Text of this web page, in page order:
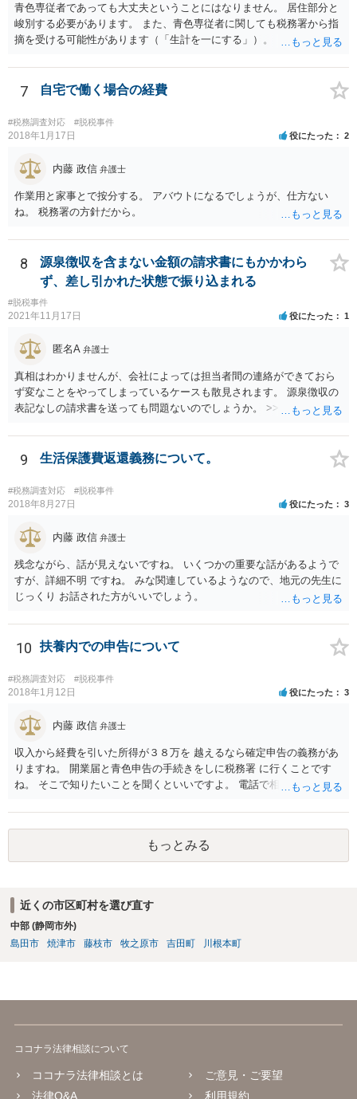
青色専従者であっても大丈夫ということにはなりません。 居住部分と
峻別する必要があります。 また、青色専従者に関しても税務署から指
摘を受ける可能性があります（「生計を一にする」）。
7 自宅で働く場合の経費
#税務調査対応 #脱税事件
2018年1月17日 役にたった 2
内藤 政信 弁護士
作業用と家事とで按分する。 アバウトになるでしょうが、仕方ない
ね。 税務署の方針だから。
8
源泉徴収を含まない金額の請求書にもかかわら
ず、差し引かれた状態で振り込まれる
#脱税事件
2021年11月17日 役にたった 1
匿名A 弁護士
真相はわかりませんが、会社によっては担当者間の連絡ができておら
ず変なことをやってしまっているケースも散見されます。 源泉徴収の
表記なしの請求書を送っても問題ないのでしょうか。 >>違法というこ
書の金額や記載と振込額がズレているのでややこしい瞬間は生じるよ
うに思いますが、間違えず記帳できるのであれば同じく問題はありま
せん。 相手方との関係性にもよりますが、一度相手方の担当者や上司
にしっかりと確認してみても良いかもしれません。
9 生活保護費返還義務について。
#税務調査対応 #脱税事件
2018年8月27日 役にたった 3
内藤 政信 弁護士
残念ながら、話が見えないですね。 いくつかの重要な話があるようで
すが、詳細不明 ですね。 みな関連しているようなので、地元の先生に
じっくり お話された方がいいでしょう。
10 扶養内での申告について
#税務調査対応 #脱税事件
2018年1月12日 役にたった 3
内藤 政信 弁護士
収入から経費を引いた所得が３８万を 越えるなら確定申告の義務があ
りますね。 開業届と青色申告の手続きをしに税務署 に行くことです
ね。 そこで知りたいことを聞くといいですよ。 電話で相談にいくこと
もっとみる
近くの市区町村を選び直す
中部 (静岡市外)
島田市
焼津市 藤枝市 牧之原市 吉田町 川根本町
ココナラ法律相談について
ココナラ法律相談とは
法律Q&A
ご意見・ご要望
利用規約